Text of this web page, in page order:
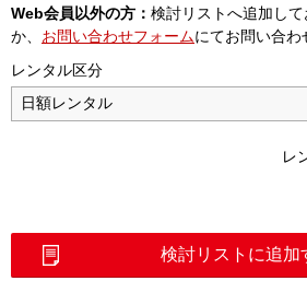
Web会員以外の方： 検討リストへ追加し
か、 お問い合わせフォームにてお問い合わ
レンタル区分
レ
検討リストに追加